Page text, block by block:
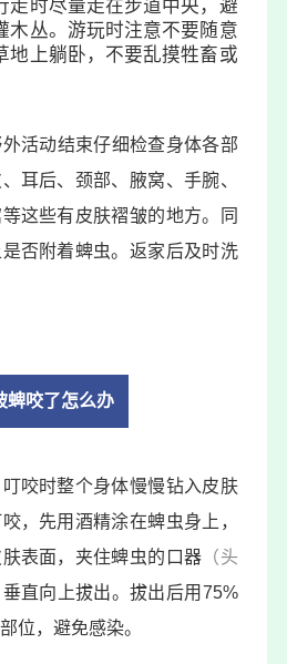
走时尽量走在步道中央，避
木丛。游玩时注意不要随意
地上躺卧，不要乱摸牲畜或
外活动结束仔细检查身体各部
耳后、颈部、腋窝、手腕、
这些有皮肤褶皱的地方。同
否附着蜱虫。返家后及时洗
蜱咬了怎么办
咬时整个身体慢慢钻入皮肤
，先用酒精涂在蜱虫身上，
表面，夹住蜱虫的口器 （头
直向上拔出。拔出后用75%
位，避免感染。